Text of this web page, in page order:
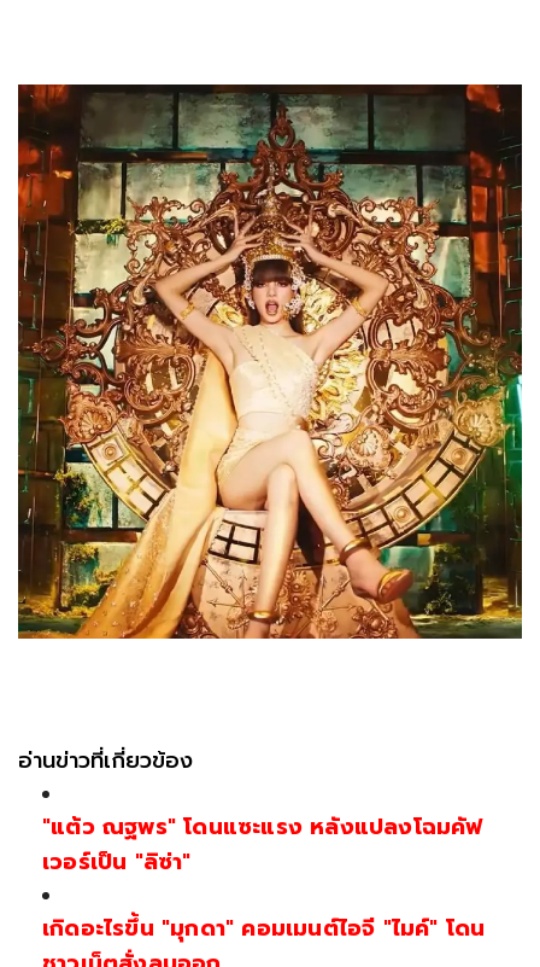
อ่านข่าวที่เกี่ยวข้อง
"แต้ว ณฐพร" โดนแซะแรง หลังแปลงโฉมคัฟ
เวอร์เป็น "ลิซ่า"
เกิดอะไรขึ้น "มุกดา" คอมเมนต์ไอจี "ไมค์" โดน